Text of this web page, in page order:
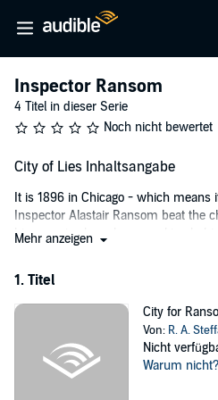
Inspector Ransom
4 Titel in dieser Serie
Noch nicht bewertet
City of Lies Inhaltsangabe
It is 1896 in Chicago - which means
Inspector Alastair Ransom beat the
his enemies have been working
Such a thing may appear impossible
Ransom's head. The book opens
Ransom from behind bars.
case involving mutilated torsos -
bodies that have been brutally ripped
Mehr anzeigen
1. Titel
City for
Von: R. A.
Nicht
Warum nicht?